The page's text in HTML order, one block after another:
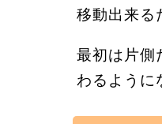
移動出来る
最初は片側
わるように